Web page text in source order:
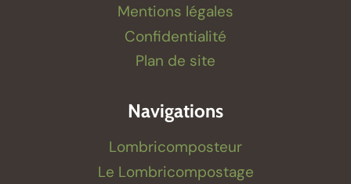
Mentions légales
Confidentialité
Plan de site
Navigations
Lombricomposteur
Le Lombricompostage